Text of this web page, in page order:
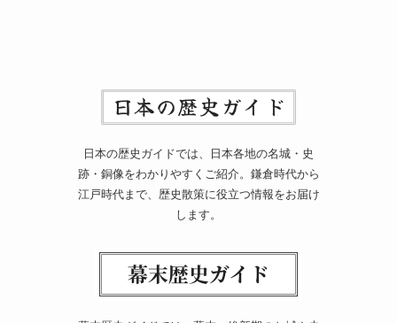
日本の歴史ガイドでは、日本各地の名城・史
跡・銅像をわかりやすくご紹介。鎌倉時代から
江戸時代まで、歴史散策に役立つ情報をお届け
します。